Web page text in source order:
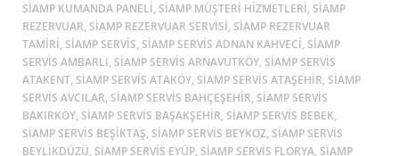
SIAMP KUMANDA PANELI, SIAMP MÜŞTERI HIZMETLERI, SIAMP
REZERVUAR, SIAMP REZERVUAR SERVISI, SIAMP REZERVUAR
TAMIRI, SIAMP SERVIS, SIAMP SERVIS ADNAN KAHVECI, SIAMP
SERVIS AMBARLI, SIAMP SERVIS ARNAVUTKÖY, SIAMP SERVIS
ATAKENT, SIAMP SERVIS ATAKÖY, SIAMP SERVIS ATAŞEHIR, SIAMP
SERVIS AVCILAR, SIAMP SERVIS BAHÇEŞEHIR, SIAMP SERVIS
BAKIRKÖY, SIAMP SERVIS BAŞAKŞEHIR, SIAMP SERVIS BEBEK,
SIAMP SERVIS BEŞIKTAŞ, SIAMP SERVIS BEYKOZ, SIAMP SERVIS
BEYLIKDÜZÜ, SIAMP SERVIS EYÜP, SIAMP SERVIS FLORYA, SIAMP